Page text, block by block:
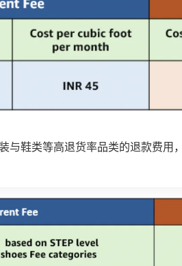
与鞋类等高退货率品类的退款费